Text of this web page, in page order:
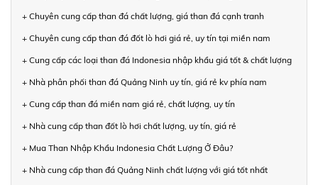
+ Chuyên cung cấp than đá chất lượng, giá than đá cạnh tranh
+ Chuyên cung cấp than đá đốt lò hơi giá rẻ, uy tín tại miền nam
+ Cung cấp các loại than đá Indonesia nhập khẩu giá tốt & chất lượng
+ Nhà phân phối than đá Quảng Ninh uy tín, giá rẻ kv phía nam
+ Cung cấp than đá miền nam giá rẻ, chất lượng, uy tín
+ Nhà cung cấp than đốt lò hơi chất lượng, uy tín, giá rẻ
+ Mua Than Nhập Khẩu Indonesia Chất Lượng Ở Đâu?
+ Nhà cung cấp than đá Quảng Ninh chất lượng với giá tốt nhất